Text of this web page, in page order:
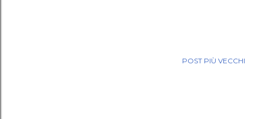
POST PIÙ VECCHI